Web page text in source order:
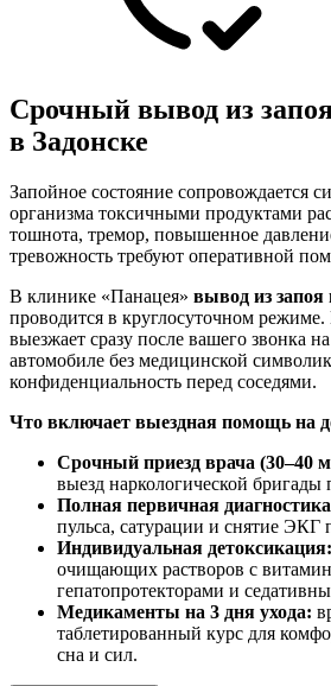
Срочный вывод из
в Задонске
Запойное состояние сопровождается
организма токсичными продуктами
тошнота, тремор, повышенное
тревожность требуют оперативной
В клинике «Панацея» вывод из запоя
проводится в круглосуточном режиме.
выезжает сразу после вашего звонка
автомобиле без медицинской
конфиденциальность перед соседями.
Что включает выездная помощь на
Срочный приезд врача (30–40
выезд наркологической бригады
Полная первичная
пульса, сатурации и снятие ЭКГ
Индивидуальная детоксикация:
очищающих растворов с
гепатопротекторами и
Медикаменты на 3 дня ухода:
таблетированный курс для
сна и сил.